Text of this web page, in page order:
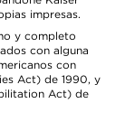
impresas.
y completo
con alguna
con
Act) de 1990, y
Act) de